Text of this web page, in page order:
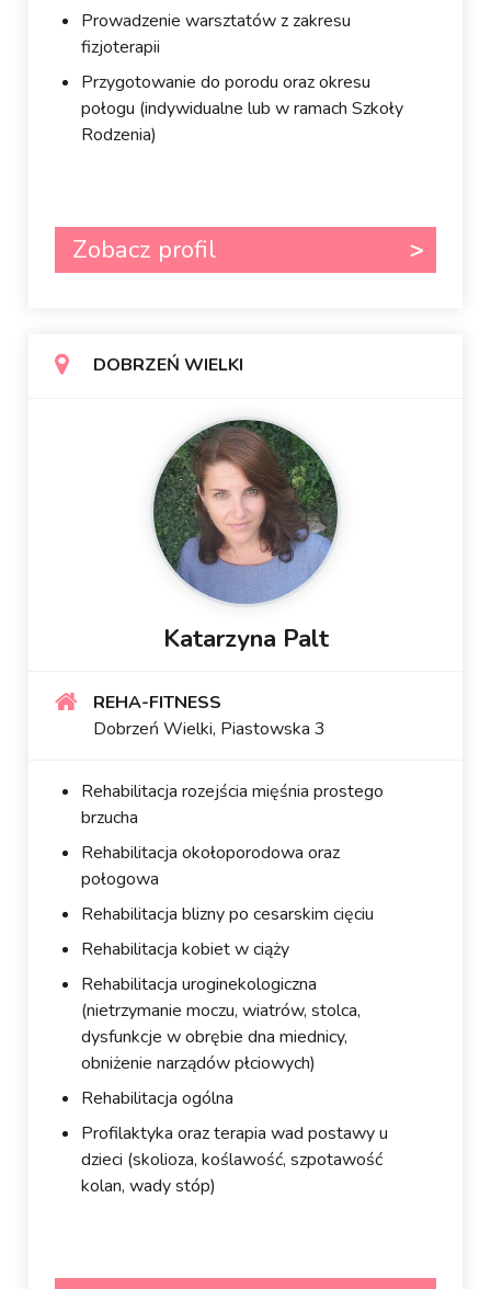
Prowadzenie warsztatów z zakresu
fizjoterapii
Przygotowanie do porodu oraz okresu
połogu (indywidualne lub w ramach Szkoły
Rodzenia)
Zobacz profil
DOBRZEŃ WIELKI
Katarzyna Palt
REHA-FITNESS
Dobrzeń Wielki, Piastowska 3
Rehabilitacja rozejścia mięśnia prostego
brzucha
Rehabilitacja okołoporodowa oraz
połogowa
Rehabilitacja blizny po cesarskim cięciu
Rehabilitacja kobiet w ciąży
Rehabilitacja uroginekologiczna
(nietrzymanie moczu, wiatrów, stolca,
dysfunkcje w obrębie dna miednicy,
obniżenie narządów płciowych)
Rehabilitacja ogólna
Profilaktyka oraz terapia wad postawy u
dzieci (skolioza, koślawość, szpotawość
kolan, wady stóp)